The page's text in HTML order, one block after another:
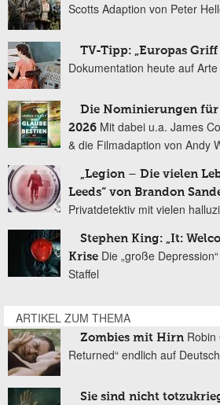
Scotts Adaption von Peter
TV-Tipp: „Europas
Dokumentation heute auf Arte
Die Nominierungen für
2026 Mit dabei u.a. James
& die Filmadaption von Andy
„Legion – Die vielen
Leeds“ von Brandon
Privatdetektiv mit vielen
Stephen King: „It:
Krise Die „große
Staffel
ARTIKEL ZUM THEMA
Zombies mit Hirn Robin
Returned“ endlich auf Deutsch
Sie sind nicht